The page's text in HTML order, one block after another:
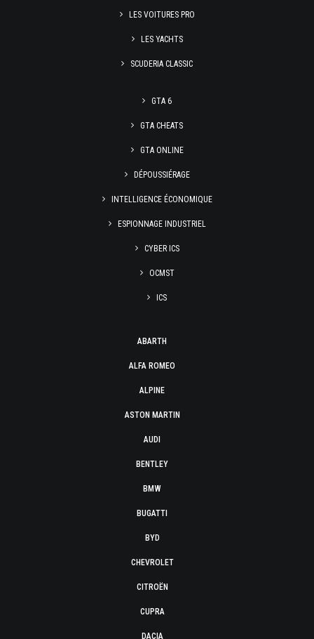
LES VOITURES PRO
LES YACHTS
SCUDERIA CLASSIC
GTA 6
GTA CHEATS
GTA ONLINE
DÉPOUSSIÉRAGE
INTELLIGENCE ÉCONOMIQUE
ESPIONNAGE INDUSTRIEL
CYBER ICS
OCMST
ICS
ABARTH
ALFA ROMEO
ALPINE
ASTON MARTIN
AUDI
BENTLEY
BMW
BUGATTI
BYD
CHEVROLET
CITROËN
CUPRA
DACIA